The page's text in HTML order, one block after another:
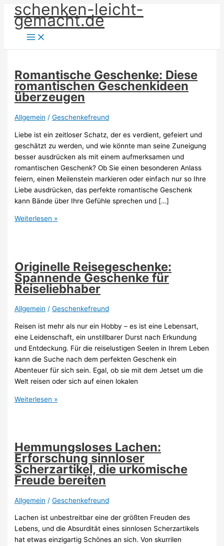
Zum
Inhalt
springen
schenken-leicht-
gemacht.de
Romantische Geschenke: Diese
romantischen Geschenkideen
überzeugen
Allgemein /Geschenkefreund
Liebe ist ein zeitloser Schatz, der es verdient, gefeiert und
geschätzt zu werden, und wie könnte man seine Zuneigung
besser ausdrücken als mit einem aufmerksamen und
romantischen Geschenk? Ob Sie einen besonderen Anlass
feiern, einen Meilenstein markieren oder einfach nur so Ihre
Liebe ausdrücken, das perfekte romantische Geschenk
kann Bände über Ihre Gefühle sprechen und […]
Romantische
Geschenkideen
überzeugen
Weiterlesen »
Originelle Reisegeschenke:
Spannende Geschenke für
Reiseliebhaber
Allgemein /Geschenkefreund
Reisen ist mehr als nur ein Hobby – es ist eine Lebensart,
eine Leidenschaft, ein unstillbarer Durst nach Erkundung
und Entdeckung. Für die reiselustigen Seelen in Ihrem Leben
kann die Suche nach dem perfekten Geschenk ein
Abenteuer für sich sein. Egal, ob sie mit dem Jetset um die
Welt reisen oder sich auf einen lokalen
Originelle
für
Reiseliebhaber
Weiterlesen »
Hemmungsloses Lachen:
Erforschung sinnloser
Scherzartikel, die urkomische
Freude bereiten
Allgemein /Geschenkefreund
Lachen ist unbestreitbar eine der größten Freuden des
Lebens, und die Absurdität eines sinnlosen Scherzartikels
hat etwas einzigartig Schönes an sich. Von skurrilen